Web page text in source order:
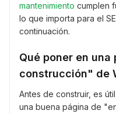
mantenimiento cumplen
lo que importa para el
continuación.
Qué poner en
construcción" de
Antes de construir, es
una buena página de